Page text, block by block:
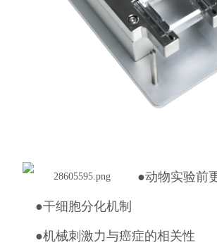
●动物实验前
●干细胞分化机制
●机械刺激力与癌症的相关性